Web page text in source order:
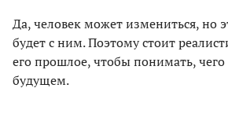
Да, человек может измениться, но
будет с ним. Поэтому стоит
его прошлое, чтобы понимать,
будущем.